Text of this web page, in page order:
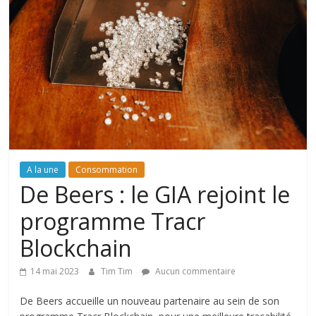
A la une Consommation
De Beers : le GIA rejoint le
programme Tracr
Blockchain
14 mai 2023 Tim Tim Aucun commentaire
De Beers accueille un nouveau partenaire au sein de son